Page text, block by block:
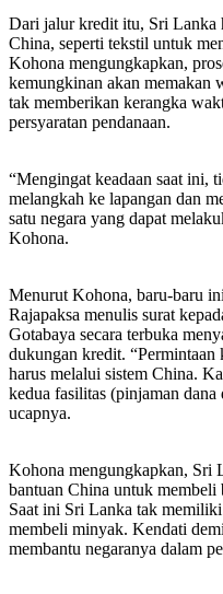
Dari jalur kredit itu, Sri Lanka
China, seperti tekstil untuk
Kohona mengungkapkan,
kemungkinan akan memakan
tak memberikan kerangka
persyaratan pendanaan.
“Mengingat keadaan saat ini,
melangkah ke lapangan dan
satu negara yang dapat
Kohona.
Menurut Kohona, baru-baru
Rajapaksa menulis surat
Gotabaya secara terbuka
dukungan kredit.
harus melalui sistem China.
kedua fasilitas (pinjaman
ucapnya.
Kohona mengungkapkan, Sri
bantuan China untuk membeli
Saat ini Sri Lanka tak
membeli minyak. Kendati
membantu negaranya dalam